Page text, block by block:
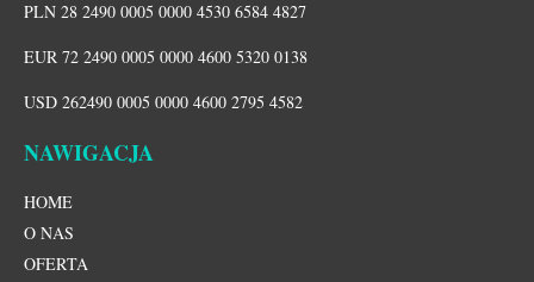
PLN 28 2490 0005 0000 4530 6584 4827
EUR 72 2490 0005 0000 4600 5320 0138
USD 262490 0005 0000 4600 2795 4582
NAWIGACJA
HOME
O NAS
OFERTA